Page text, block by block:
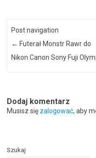
Post navigation
← Futerał Monstr Rawr do
Nikon Canon Sony Fuji
Dodaj komentarz
Musisz się zalogować, aby
Szukaj